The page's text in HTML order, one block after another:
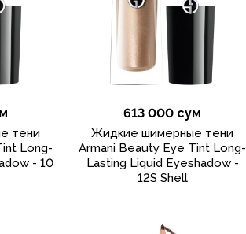
тени
Long-
- 10
613 000 сум
Жидкие шимерные тени
Armani Beauty Eye Tint Long-
Lasting Liquid Eyeshadow -
12S Shell